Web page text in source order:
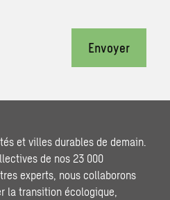
Envoyer
et villes durables de demain.
de nos 23 000
experts, nous collaborons
la transition écologique,